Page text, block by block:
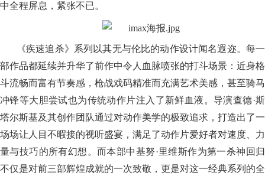
中全程屏息，紧张不已。
《疾速追杀》系列以其无与伦比的动作设计闻名遐迩。每一
部作品都延续并升华了前作中令人血脉喷张的打斗场景：近身格
斗流畅而富有节奏感，枪战戏码精准而充满艺术美感，甚至骑马
冲锋等大胆尝试也为传统动作片注入了新鲜血液。导演查德·斯
塔尔斯基及其创作团队通过对动作美学的极致追求，打造出了一
场场让人目不暇接的视听盛宴，满足了动作片爱好者对速度、力
量与技巧的所有幻想。而本部中基努·里维斯作为第一杀神回归
不仅是对前三部辉煌成就的一次致敬，更是对这一经典系列的全